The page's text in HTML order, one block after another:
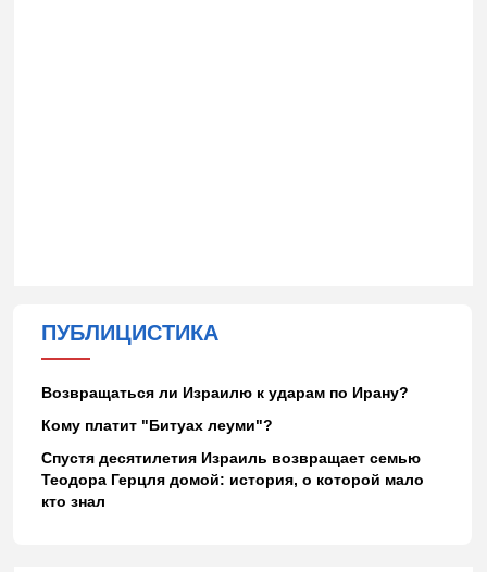
ПУБЛИЦИСТИКА
Возвращаться ли Израилю к ударам по Ирану?
Кому платит "Битуах леуми"?
Спустя десятилетия Израиль возвращает семью
Теодора Герцля домой: история, о которой мало
кто знал